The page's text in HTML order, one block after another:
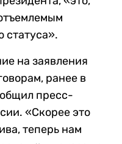
статуса».
на заявления
ранее в
пресс-
«Скорее это
теперь нам